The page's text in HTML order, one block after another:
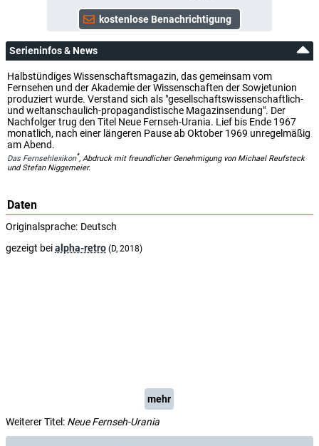
Serieninfos & News
Halbstündiges Wissenschaftsmagazin, das gemeinsam vom
Fernsehen und der Akademie der Wissenschaften der Sowjetunion
produziert wurde. Verstand sich als "gesellschaftswissenschaftlich-
und weltanschaulich-propagandistische Magazinsendung". Der
Nachfolger trug den Titel Neue Fernseh-Urania. Lief bis Ende 1967
monatlich, nach einer längeren Pause ab Oktober 1969 unregelmäßig
am Abend.
Das Fernsehlexikon*, Abdruck mit freundlicher Genehmigung von Michael Reufsteck
und Stefan Niggemeier.
Daten
Originalsprache: Deutsch
gezeigt beialpha-retro (D, 2018)
mehr
Weiterer Titel: Neue Fernseh-Urania